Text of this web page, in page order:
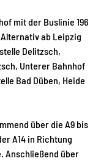
mit der Buslinie 196
ab Leipzig
Delitzsch,
Unterer Bahnhof
Bad Düben, Heide
über die A9 bis
A14 in Richtung
Anschließend über